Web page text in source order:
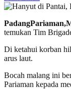
temukan Tim
Di ketahui korban
arus laut.
Bocah malang ini
Pariaman kepada